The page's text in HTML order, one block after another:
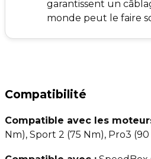
garantissent un
monde peut le faire
Compatibilité
Compatible avec les
Nm), Sport 2 (75 Nm), Pro3